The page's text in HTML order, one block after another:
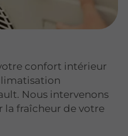
confort intérieur
Nous intervenons
fraîcheur de votre